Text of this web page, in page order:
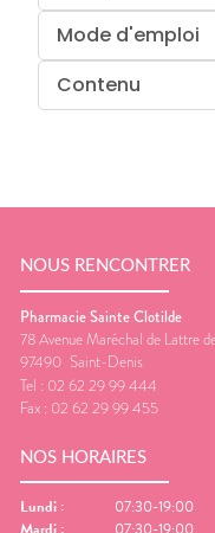
Mode d'emploi
Contenu
NOUS RENCONTRER
Pharmacie Sainte Clotilde
78 Avenue Maréchal de Lattre
97490 Saint-Denis
Tel : 02 62 29 99 444
Fax : 02 62 29 99 455
NOS HORAIRES
Lundi :
07:30-19:00